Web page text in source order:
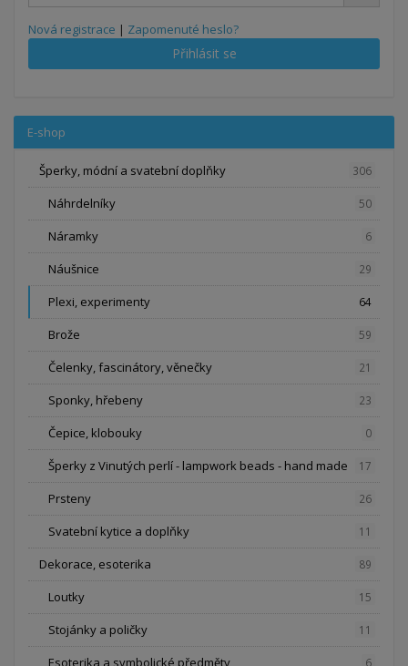
Nová registrace | Zapomenuté heslo?
Přihlásit se
E-shop
Šperky, módní a svatební doplňky 306
Náhrdelníky 50
Náramky 6
Náušnice 29
Plexi, experimenty 64
Brože 59
Čelenky, fascinátory, věnečky 21
Sponky, hřebeny 23
Čepice, klobouky 0
Šperky z Vinutých perlí - lampwork beads - hand made 17
Prsteny 26
Svatební kytice a doplňky 11
Dekorace, esoterika 89
Loutky 15
Stojánky a poličky 11
6